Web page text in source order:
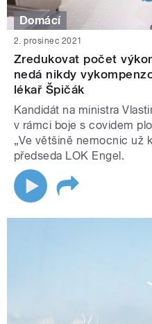
Domácí
2. prosinec 2021
Zredukovat počet
nedá nikdy
lékař Špičák
Kandidát na ministra
v rámci boje s covidem
„Ve většině nemocnic už
předseda LOK Engel.